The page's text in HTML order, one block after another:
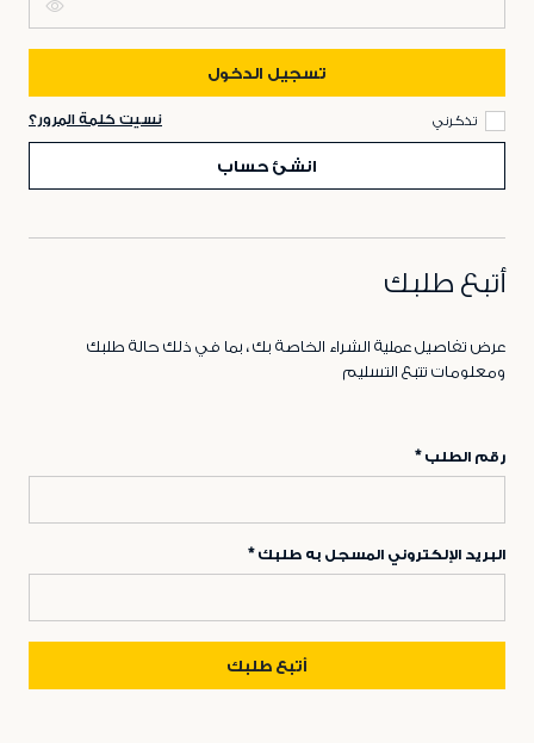
تسجيل الدخول
تذكرني نسيت كلمة المرور؟
انشئ حساب
أتبع طلبك
عرض تفاصيل عملية الشراء الخاصة بك ، بما في ذلك حالة طلبك
ومعلومات تتبع التسليم
رقم الطلب
البريد الإلكتروني المسجل به طلبك
أتبع طلبك